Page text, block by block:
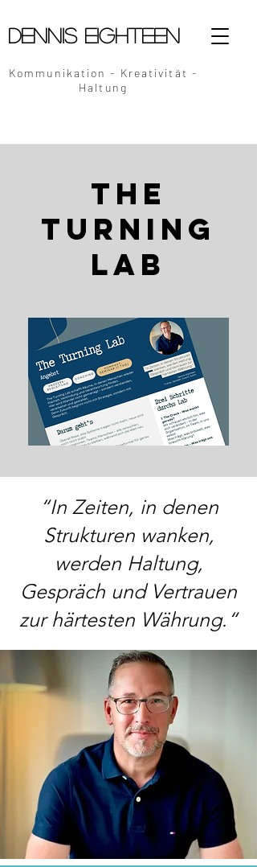
Dennis Eighteen
Kommunikation - Kreativität -
Haltung
The
Turning
Lab
“In Zeiten, in denen
Strukturen wanken,
werden Haltung,
Gespräch und Vertrauen
zur härtesten Währung.“